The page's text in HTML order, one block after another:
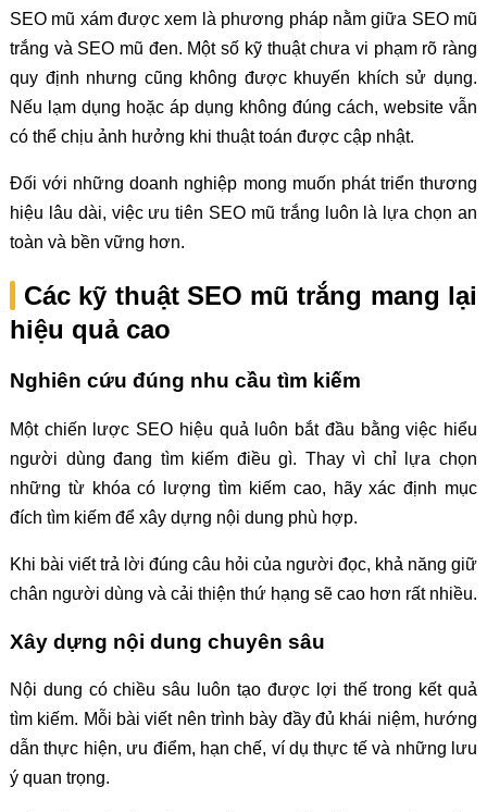
SEO mũ xám được xem là phương pháp nằm giữa SEO mũ
trắng và SEO mũ đen. Một số kỹ thuật chưa vi phạm rõ ràng
quy định nhưng cũng không được khuyến khích sử dụng.
Nếu lạm dụng hoặc áp dụng không đúng cách, website vẫn
có thể chịu ảnh hưởng khi thuật toán được cập nhật.
Đối với những doanh nghiệp mong muốn phát triển thương
hiệu lâu dài, việc ưu tiên SEO mũ trắng luôn là lựa chọn an
toàn và bền vững hơn.
Các kỹ thuật SEO mũ trắng mang lại
hiệu quả cao
Nghiên cứu đúng nhu cầu tìm kiếm
Một chiến lược SEO hiệu quả luôn bắt đầu bằng việc hiểu
người dùng đang tìm kiếm điều gì. Thay vì chỉ lựa chọn
những từ khóa có lượng tìm kiếm cao, hãy xác định mục
đích tìm kiếm để xây dựng nội dung phù hợp.
Khi bài viết trả lời đúng câu hỏi của người đọc, khả năng giữ
chân người dùng và cải thiện thứ hạng sẽ cao hơn rất nhiều.
Xây dựng nội dung chuyên sâu
Nội dung có chiều sâu luôn tạo được lợi thế trong kết quả
tìm kiếm. Mỗi bài viết nên trình bày đầy đủ khái niệm, hướng
dẫn thực hiện, ưu điểm, hạn chế, ví dụ thực tế và những lưu
ý quan trọng.